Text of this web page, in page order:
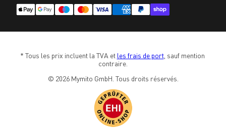
* Tous les prix incluent la TVA et les frais de port, sauf mention
contraire.
© 2026 Mymito GmbH. Tous droits réservés.